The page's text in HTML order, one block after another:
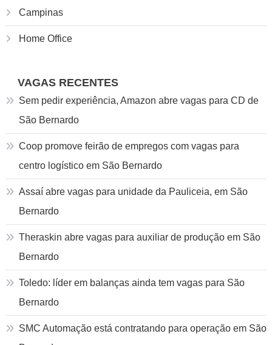
Campinas
Home Office
VAGAS RECENTES
Sem pedir experiência, Amazon abre vagas para CD de
São Bernardo
Coop promove feirão de empregos com vagas para
centro logístico em São Bernardo
Assaí abre vagas para unidade da Pauliceia, em São
Bernardo
Theraskin abre vagas para auxiliar de produção em São
Bernardo
Toledo: líder em balanças ainda tem vagas para São
Bernardo
SMC Automação está contratando para operação em São